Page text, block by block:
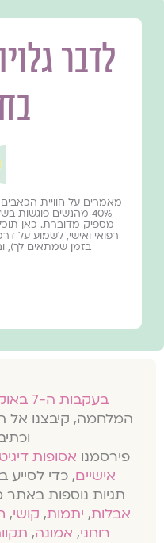
לדבר
40% מהנשים
מספיק מדוברת. כאן
רפואי ואישי, לשמוע על
בזמן שמתאים לך),
בעקבות ה-7 באוקטובר 2023
המלחמה, קיבצנו אל
פירסמנו אסופות
אישיים, כדי
תגיות נוספות
אבלות, יתמות, קושי,
רוחני, אמונה,